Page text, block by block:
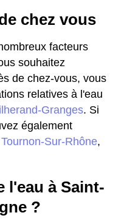
chez vous
facteurs
souhaitez
de chez-vous, vous
relatives à l'eau
Granges. Si
également
Tournon-Sur-Rhône,
l'eau à Saint-
?